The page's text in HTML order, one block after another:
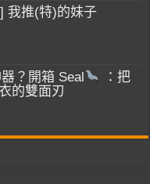
我推(特)的妹子
？開箱 Seal
：把
的雙面刃